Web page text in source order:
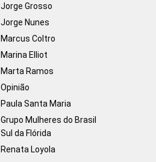
Jorge Grosso
Jorge Nunes
Marcus Coltro
Marina Elliot
Marta Ramos
Opinião
Paula Santa Maria
Grupo Mulheres do Brasil
Sul da Flórida
Renata Loyola